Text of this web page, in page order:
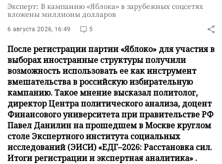
Эксперт: В кампанию «Яблока» в зарубежных соцсетях
вложены миллионы долларов
6 августа 2026, 16:49 5
После регистрации партии «Яблоко» для участия в
выборах иностранные структуры получили
возможность использовать ее как инструмент
вмешательства в российскую избирательную
кампанию. Такое мнение высказал политолог,
директор Центра политического анализа, доцент
Финансового университета при правительстве РФ
Павел Данилин на прошедшем в Москве круглом
столе Экспертного института социальных
исследований (ЭИСИ) «ЕДГ–2026: Расстановка сил.
Итоги регистрации и экспертная аналитика» .